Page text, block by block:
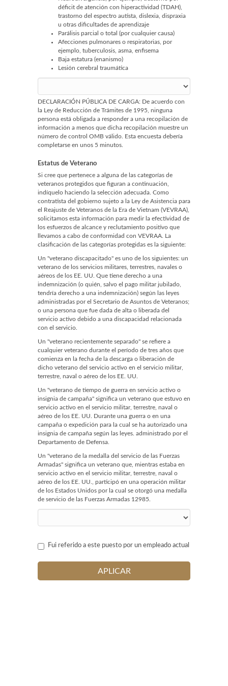
déficit de atención con hiperactividad (TDAH),
trastorno del espectro autista, dislexia, dispraxia
u otras dificultades de aprendizaje
Parálisis parcial o total (por cualquier causa)
Afecciones pulmonares o respiratorias, por
ejemplo, tuberculosis, asma, enfisema
Baja estatura (enanismo)
Lesión cerebral traumática
DECLARACIÓN PÚBLICA DE CARGA: De acuerdo con
la Ley de Reducción de Trámites de 1995, ninguna
persona está obligada a responder a una recopilación de
información a menos que dicha recopilación muestre un
número de control OMB válido. Esta encuesta debería
completarse en unos 5 minutos.
Estatus de Veterano
Si cree que pertenece a alguna de las categorías de
veteranos protegidos que figuran a continuación,
indíquelo haciendo la selección adecuada. Como
contratista del gobierno sujeto a la Ley de Asistencia para
el Reajuste de Veteranos de la Era de Vietnam (VEVRAA),
solicitamos esta información para medir la efectividad de
los esfuerzos de alcance y reclutamiento positivo que
llevamos a cabo de conformidad con VEVRAA. La
clasificación de las categorías protegidas es la siguiente:
Un "veterano discapacitado" es uno de los siguientes: un
veterano de los servicios militares, terrestres, navales o
aéreos de los EE. UU. Que tiene derecho a una
indemnización (o quién, salvo el pago militar jubilado,
tendría derecho a una indemnización) según las leyes
administradas por el Secretario de Asuntos de Veteranos;
o una persona que fue dada de alta o liberada del
servicio activo debido a una discapacidad relacionada
con el servicio.
Un "veterano recientemente separado" se refiere a
cualquier veterano durante el período de tres años que
comienza en la fecha de la descarga o liberación de
dicho veterano del servicio activo en el servicio militar,
terrestre, naval o aéreo de los EE. UU.
Un "veterano de tiempo de guerra en servicio activo o
insignia de campaña" significa un veterano que estuvo en
servicio activo en el servicio militar, terrestre, naval o
aéreo de los EE. UU. Durante una guerra o en una
campaña o expedición para la cual se ha autorizado una
insignia de campaña según las leyes. administrado por el
Departamento de Defensa.
Un "veterano de la medalla del servicio de las Fuerzas
Armadas" significa un veterano que, mientras estaba en
servicio activo en el servicio militar, terrestre, naval o
aéreo de los EE. UU., participó en una operación militar
de los Estados Unidos por la cual se otorgó una medalla
de servicio de las Fuerzas Armadas 12985.
Fui referido a este puesto por un empleado actual